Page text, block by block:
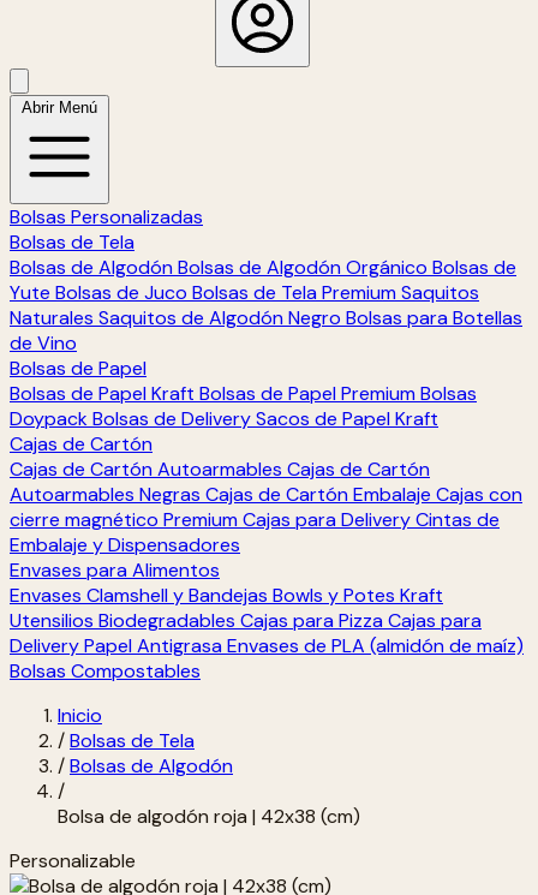
Abrir Menú
Bolsas Personalizadas
Bolsas de Tela
Bolsas de Algodón Bolsas de Algodón Orgánico Bolsas de
Yute Bolsas de Juco Bolsas de Tela Premium Saquitos
Naturales Saquitos de Algodón Negro Bolsas para Botellas
de Vino
Bolsas de Papel
Bolsas de Papel Kraft Bolsas de Papel Premium Bolsas
DoypackBolsas de DeliverySacos de Papel Kraft
Cajas de Cartón
Cajas de Cartón Autoarmables Cajas de Cartón
Autoarmables Negras Cajas de Cartón Embalaje Cajas con
cierre magnético Premium Cajas para DeliveryCintas de
Embalaje y Dispensadores
Envases para Alimentos
Envases Clamshell y Bandejas Bowls y Potes Kraft
Utensilios Biodegradables Cajas para Pizza Cajas para
DeliveryPapel Antigrasa Envases de PLA (almidón de maíz)
Bolsas Compostables
Inicio
/Bolsas de Tela
/Bolsas de Algodón
/
Bolsa de algodón roja | 42x38 (cm)
Personalizable